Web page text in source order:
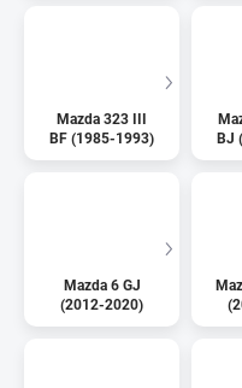
Mazda 323 III
BF (1985-1993)
BJ
Mazda 6 GJ
(2012-2020)